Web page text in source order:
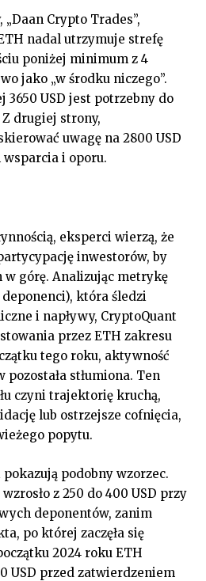
Crypto Trades”,
nadal utrzymuje strefę
poniżej minimum z 4
jako „w środku niczego”.
3650 USD jest potrzebny do
drugiej strony,
uwagę na 2800 USD
i oporu.
eksperci wierzą, że
inwestorów, by
górę. Analizując metrykę
która śledzi
i napływy, CryptoQuant
przez ETH zakresu
tego roku, aktywność
stłumiona. Ten
czyni trajektorię kruchą,
lub ostrzejsze cofnięcia,
popytu.
podobny wzorzec.
z 250 do 400 USD przy
deponentów, zanim
po której zaczęła się
2024 roku ETH
USD przed zatwierdzeniem